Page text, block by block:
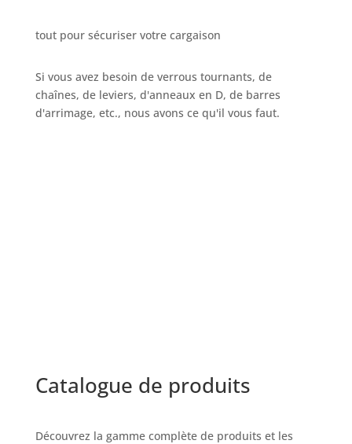
tout pour sécuriser votre cargaison
Si vous avez besoin de verrous tournants, de
chaînes, de leviers, d'anneaux en D, de barres
d'arrimage, etc., nous avons ce qu'il vous faut.
Catalogue de produits
Découvrez la gamme complète de produits et les